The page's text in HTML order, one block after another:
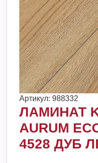
Артикул: 988332
ЛАМИНАТ
AURUM
4528 ДУБ